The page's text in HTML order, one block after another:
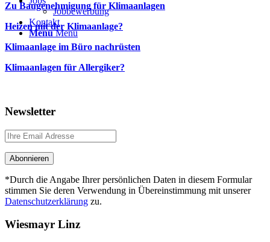
Jobbewerbung
Kontakt
Menü Menü
Zu Baugenehmigung für Klimaanlagen
Heizen mit der Klimaanlage?
Klimaanlage im Büro nachrüsten
Klimaanlagen für Allergiker?
Newsletter
*Durch die Angabe Ihrer persönlichen Daten in diesem Formular
stimmen Sie deren Verwendung in Übereinstimmung mit unserer
Datenschutzerklärung zu.
Wiesmayr Linz